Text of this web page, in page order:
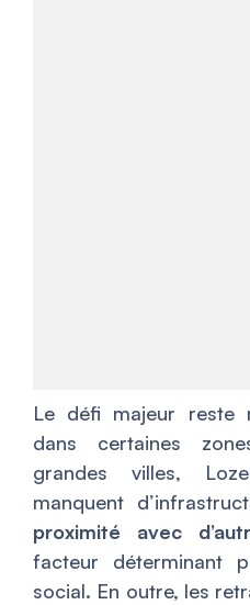
Le défi majeur reste
dans certaines
grandes villes,
manquent
proximité avec
facteur déterminant
social. En outre, les